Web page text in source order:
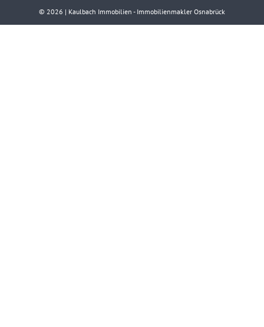
© 2026 | Kaulbach Immobilien - Immobilienmakler Osnabrück